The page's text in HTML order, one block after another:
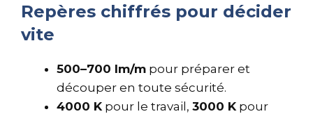
Repères chiffrés pour décider
vite
500–700 lm/m pour préparer et
découper en toute sécurité.
4000 K pour le travail, 3000 K pour